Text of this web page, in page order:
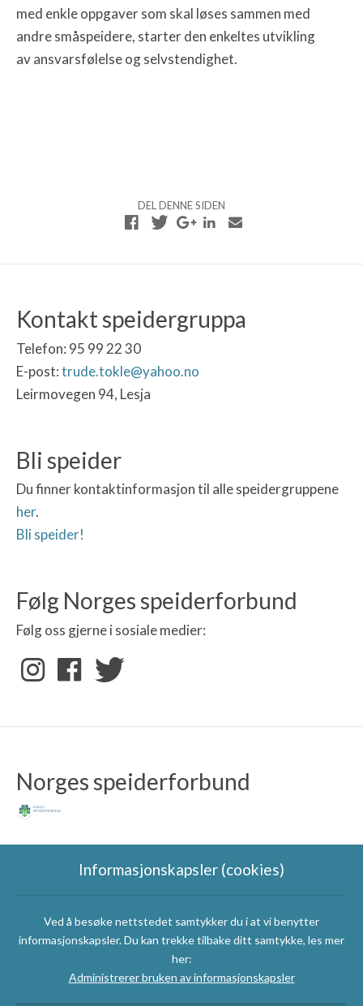
med enkle oppgaver som skal løses sammen med
andre småspeidere, starter den enkeltes utvikling
av ansvarsfølelse og selvstendighet.
DEL DENNE SIDEN
Kontakt speidergruppa
Telefon: 95 99 22 30
E-post:trude.tokle@yahoo.no
Leirmovegen 94, Lesja
Bli speider
Du finner kontaktinformasjon til alle speidergruppene
her.
Bli speider!
Følg Norges speiderforbund
Følg oss gjerne i sosiale medier:
Norges speiderforbund
Speidergruppas
samarbeidspartnere
Informasjonskapsler (cookies)
Ved å besøke nettstedet samtykker du i at vi benytter
informasjonskapsler. Du kan trekke tilbake ditt samtykke, les mer
her:
Administrerer bruken av informasjonskapsler